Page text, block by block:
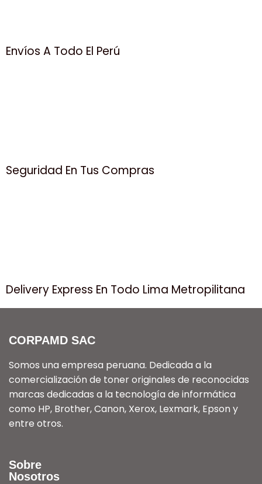
Envíos A Todo El Perú
Seguridad En Tus Compras
Delivery Express En Todo Lima Metropilitana
CORPAMD SAC
Somos una empresa peruana. Dedicada a la
comercialización de toner originales de reconocidas
marcas dedicadas a la tecnología de informática
como HP, Brother, Canon, Xerox, Lexmark, Epson y
entre otros.
Sobre
Nosotros